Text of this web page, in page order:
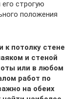
строгую
положения
к потолку стене
и стеной
или в любом
работ по
на обеих